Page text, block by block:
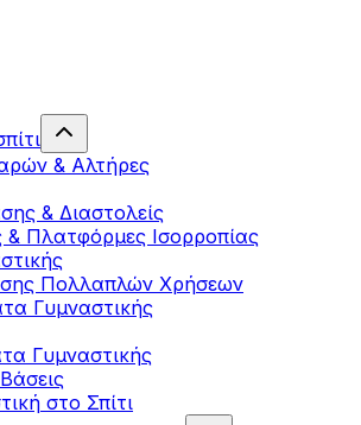
& Αλτήρες
& Διαστολείς
Πλατφόρμες Ισορροπίας
Πολλαπλών Χρήσεων
Γυμναστικής
Γυμναστικής
στο Σπίτι